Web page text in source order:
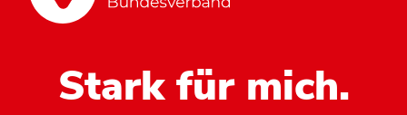
Stark für mich.